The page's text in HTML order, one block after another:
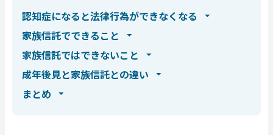
認知症になると法律行為ができなくなる
家族信託でできること
家族信託ではできないこと
成年後見と家族信託との違い
まとめ